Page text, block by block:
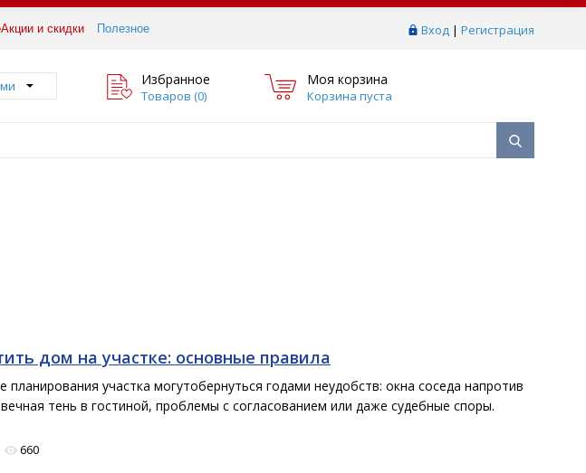
Вход | Регистрация
Акции и скидки Полезное
Избранное
Товаров (0)
Моя корзина
Корзина пуста
дом на участке: основные правила
планирования участка могутобернуться годами неудобств: окна соседа напротив
тень в гостиной, проблемы с согласованием или даже судебные споры.
660